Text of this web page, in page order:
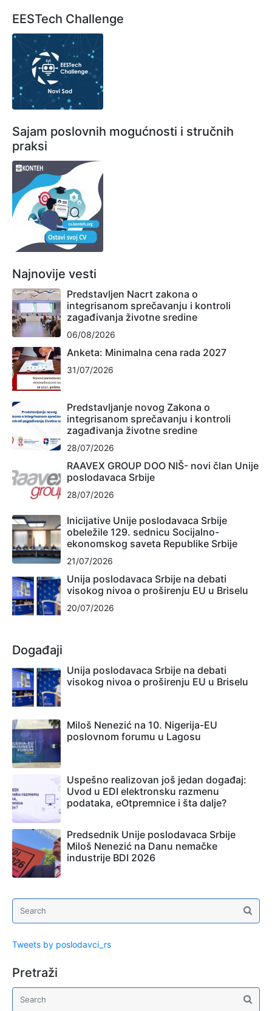
EESTech Challenge
Sajam poslovnih mogućnosti i stručnih
praksi
Najnovije vesti
Predstavljen Nacrt zakona o
integrisanom sprečavanju i kontroli
zagađivanja životne sredine
06/08/2026
Anketa: Minimalna cena rada 2027
31/07/2026
Predstavljanje novog Zakona o
integrisanom sprečavanju i kontroli
zagađivanja životne sredine
28/07/2026
RAAVEX GROUP DOO NIŠ- novi član Unije
poslodavaca Srbije
28/07/2026
Inicijative Unije poslodavaca Srbije
obeležile 129. sednicu Socijalno-
ekonomskog saveta Republike Srbije
21/07/2026
Unija poslodavaca Srbije na debati
visokog nivoa o proširenju EU u Briselu
20/07/2026
Događaji
Unija poslodavaca Srbije na debati
visokog nivoa o proširenju EU u Briselu
Miloš Nenezić na 10. Nigerija-EU
poslovnom forumu u Lagosu
Uspešno realizovan još jedan događaj:
Uvod u EDI elektronsku razmenu
podataka, eOtpremnice i šta dalje?
Predsednik Unije poslodavaca Srbije
Miloš Nenezić na Danu nemačke
industrije BDI 2026
Tweets by poslodavci_rs
Pretraži